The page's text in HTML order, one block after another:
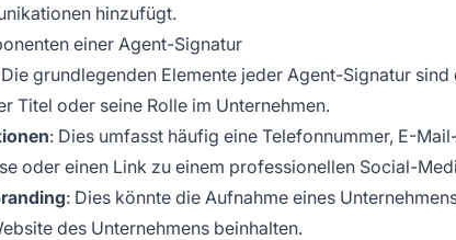
hinzufügt.
einer Agent-Signatur
Die grundlegenden Elemente jeder Agent-Signatur
Titel oder seine Rolle im Unternehmen.
: Dies umfasst häufig eine Telefonnummer, E-
oder einen Link zu einem professionellen Social-
: Dies könnte die Aufnahme eines
des Unternehmens beinhalten.